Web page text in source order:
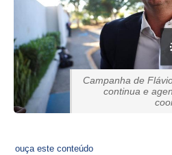
Campanha de
continua e
ouça este conteúdo